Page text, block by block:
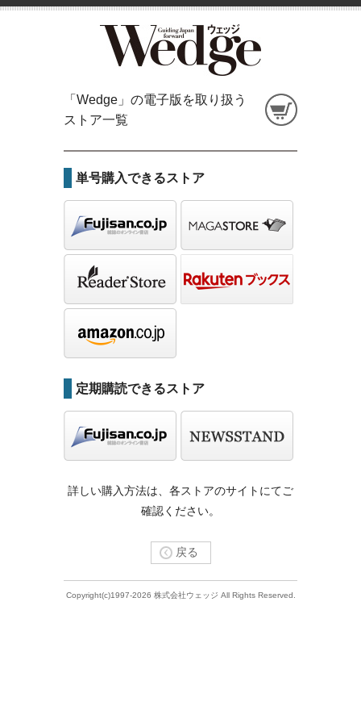
「Wedge」の電子版を取り扱う
ストア一覧
単号購入できるストア
定期購読できるストア
詳しい購入方法は、各ストアのサイトにてご
確認ください。
戻る
Copyright(c)1997-2026 株式会社ウェッジ All Rights Reserved.